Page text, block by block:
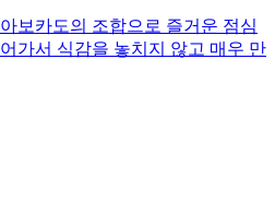
보카도의 조합으로 즐거운 점심
가서 식감을 놓치지 않고 매우 만